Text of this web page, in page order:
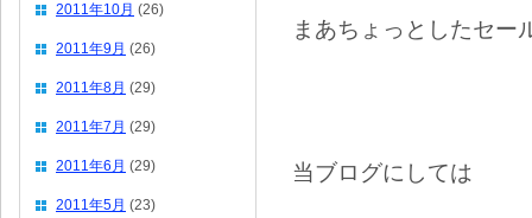
まあちょっとしたセー
当ブログにしては
2011年10月 (26)
2011年9月 (26)
2011年8月 (29)
2011年7月 (29)
2011年6月 (29)
2011年5月 (23)